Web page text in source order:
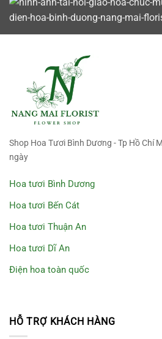
Shop Hoa Tươi Bình Dương - Tp Hồ Chí
ngày
Hoa tươi Bình Dương
Hoa tươi Bến Cát
Hoa tươi Thuận An
Hoa tươi Dĩ An
Điện hoa toàn quốc
HỖ TRỢ KHÁCH HÀNG